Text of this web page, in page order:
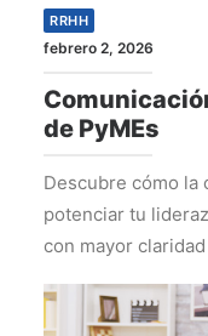
RRHH
febrero 2, 2026
de PyMEs
Descubre cómo la
potenciar tu
con mayor